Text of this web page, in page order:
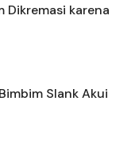
Dikremasi karena
Slank Akui